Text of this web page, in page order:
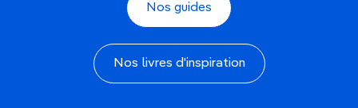
Nos guides
Nos livres d'inspiration